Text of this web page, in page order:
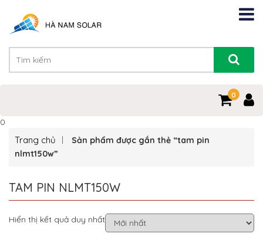
0
0
Trang chủ
Sản phẩm được gắn thẻ “tam pin
nlmt150w”
TAM PIN NLMT150W
Hiển thị kết quả duy nhất